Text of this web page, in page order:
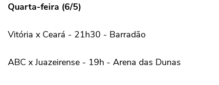
Quarta-feira (6/5)
Vitória x Ceará - 21h30 - Barradão
ABC x Juazeirense - 19h - Arena das Dunas